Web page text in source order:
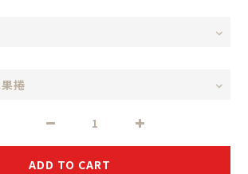
ADD TO CART